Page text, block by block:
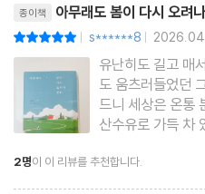
더는 묻지 않았다 / 행복 / 화양
1 / 부산역 플랫폼 / 멀리서 / 지
/ 공터 / 동행 / 낡은 옷/ 더 걱정
낯선 기차역에서 / 이소 / 볕 바
에 / 자다가 깨어 / 멀리 주신
종이책 아무래도 봄이 다시 오려
| s******8 |
유난히도 길고 매
도 움츠러들었던
드니 세상은 온통
산수유로 가득 차
때면, 우리 마음
는 숨 가쁜 일상
2명이 이 리뷰를 추천합니다.